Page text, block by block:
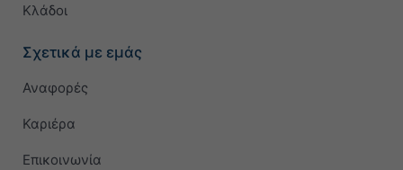
Κλάδοι
Σχετικά με εμάς
Αναφορές
Καριέρα
Επικοινωνία